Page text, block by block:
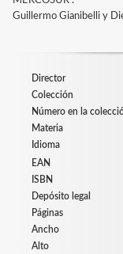
Guillermo Gianibelli y
Director
Colección
Número en la
Materia
Idioma
EAN
ISBN
Depósito legal
Páginas
Ancho
Alto